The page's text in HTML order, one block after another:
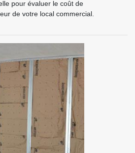
pour évaluer le coût de
de votre local commercial.